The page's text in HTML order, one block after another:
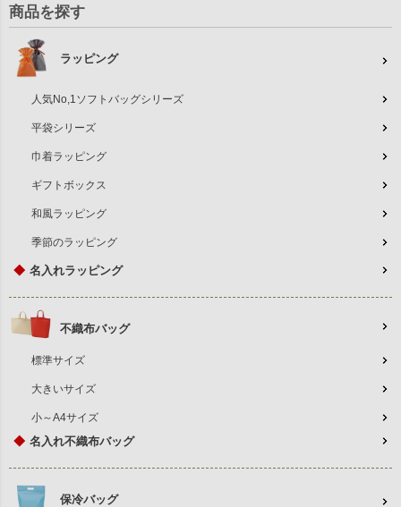
商品を探す
ラッピング
人気No,1ソフトバッグシリーズ
平袋シリーズ
巾着ラッピング
ギフトボックス
和風ラッピング
季節のラッピング
◆ 名入れラッピング
不織布バッグ
標準サイズ
大きいサイズ
小～A4サイズ
◆ 名入れ不織布バッグ
保冷バッグ